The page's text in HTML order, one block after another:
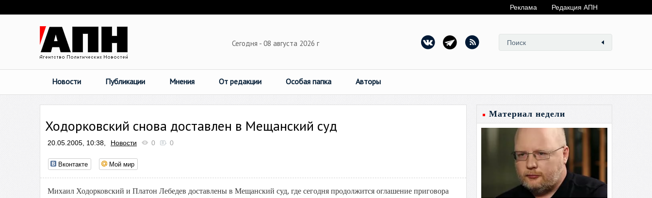
Реклама Редакция АПН
Сегодня - 08 августа 2026 г
Новости Публикации Мнения От редакции Особая папка Авторы
Ходорковский снова доставлен в Мещанский суд
20.05.2005, 10:38, Новости 0 0
Вконтакте Мой мир
Михаил Ходорковский и Платон Лебедев доставлены в Мещанский суд, где сегодня продолжится оглашение приговора
Материал недели